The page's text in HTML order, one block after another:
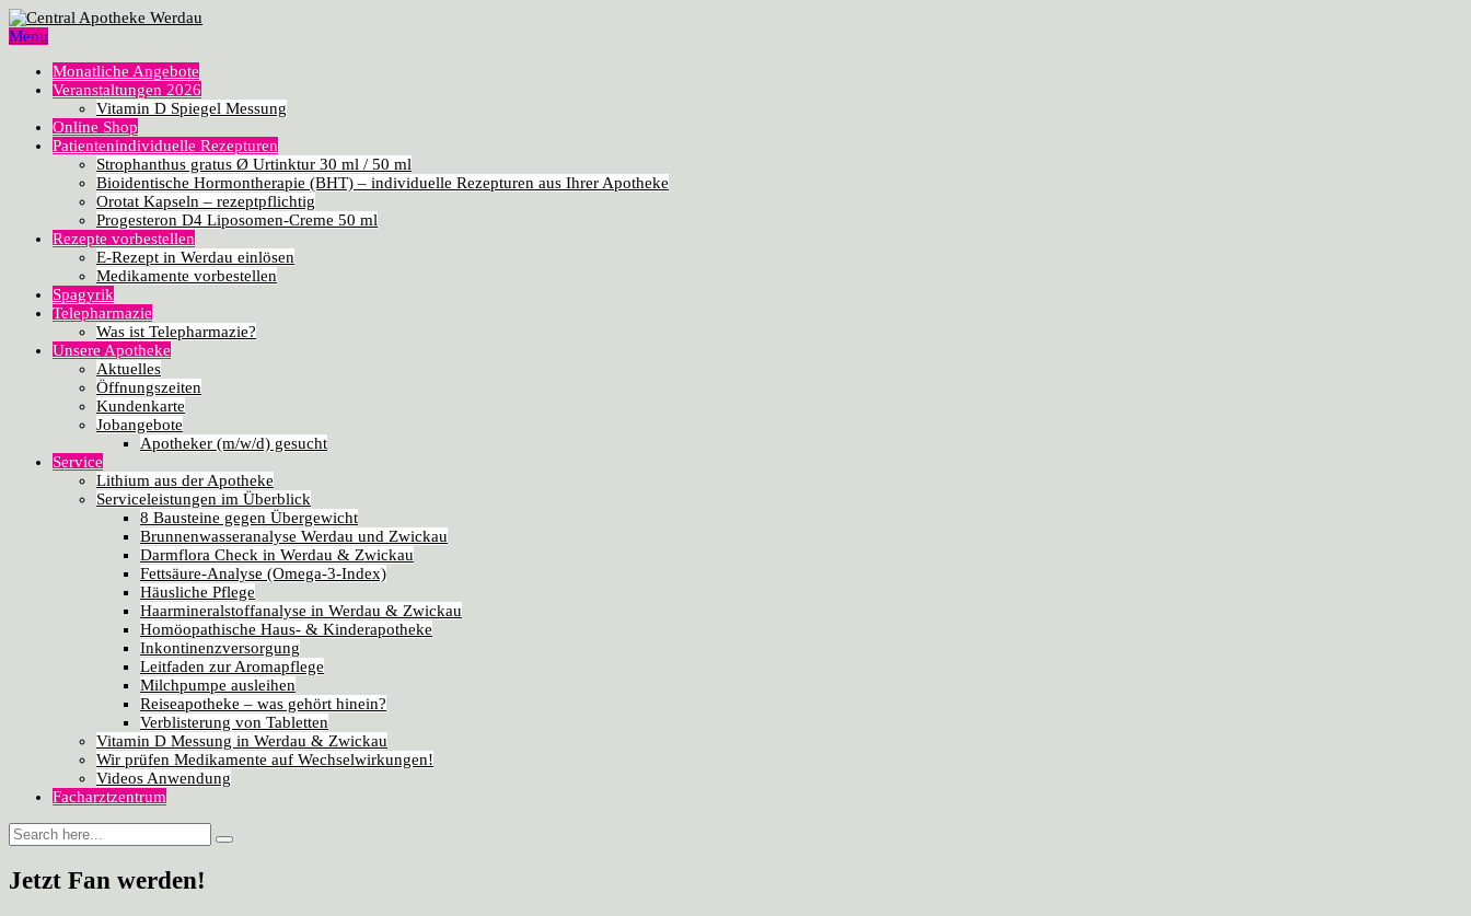
Menu
Monatliche Angebote
Veranstaltungen 2026
Vitamin D Spiegel Messung
Online Shop
Patientenindividuelle Rezepturen
Strophanthus gratus Ø Urtinktur 30 ml / 50 ml
Bioidentische Hormontherapie (BHT) – individuelle Rezepturen aus Ihrer Apotheke
Orotat Kapseln – rezeptpflichtig
Progesteron D4 Liposomen-Creme 50 ml
Rezepte vorbestellen
E-Rezept in Werdau einlösen
Medikamente vorbestellen
Spagyrik
Telepharmazie
Was ist Telepharmazie?
Unsere Apotheke
Aktuelles
Öffnungszeiten
Kundenkarte
Jobangebote
Apotheker (m/w/d) gesucht
Service
Lithium aus der Apotheke
Serviceleistungen im Überblick
8 Bausteine gegen Übergewicht
Brunnenwasseranalyse Werdau und Zwickau
Darmflora Check in Werdau & Zwickau
Fettsäure-Analyse (Omega-3-Index)
Häusliche Pflege
Haarmineralstoffanalyse in Werdau & Zwickau
Homöopathische Haus- & Kinderapotheke
Inkontinenzversorgung
Leitfaden zur Aromapflege
Milchpumpe ausleihen
Reiseapotheke – was gehört hinein?
Verblisterung von Tabletten
Vitamin D Messung in Werdau & Zwickau
Wir prüfen Medikamente auf Wechselwirkungen!
Videos Anwendung
Facharztzentrum
Jetzt Fan werden!